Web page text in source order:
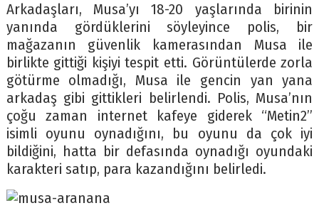
Arkadaşları, Musa’yı 18-20 yaşlarında birinin
yanında gördüklerini söyleyince polis, bir
mağazanın güvenlik kamerasından Musa ile
birlikte gittiği kişiyi tespit etti. Görüntülerde zorla
götürme olmadığı, Musa ile gencin yan yana
arkadaş gibi gittikleri belirlendi. Polis, Musa’nın
çoğu zaman internet kafeye giderek “Metin2”
isimli oyunu oynadığını, bu oyunu da çok iyi
bildiğini, hatta bir defasında oynadığı oyundaki
karakteri satıp, para kazandığını belirledi.